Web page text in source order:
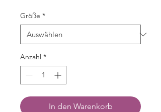
Größe *
Anzahl *
In den Warenkorb